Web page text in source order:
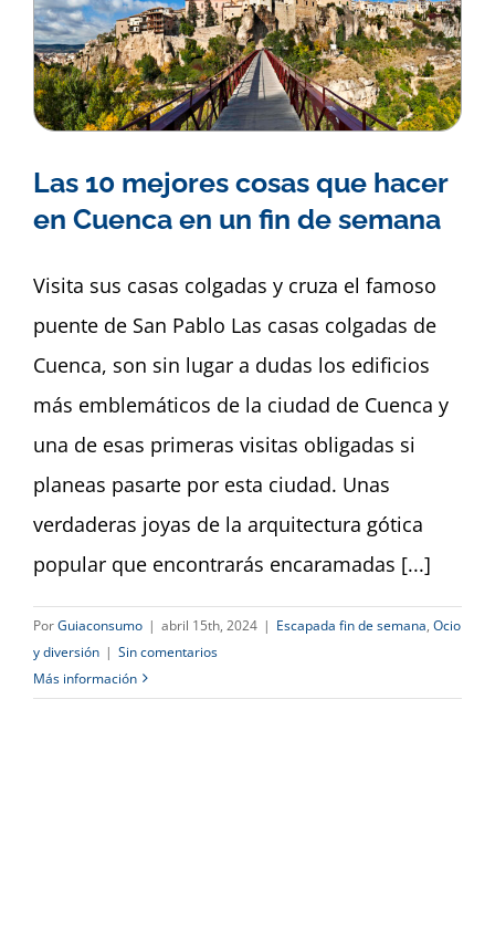
Las 10 mejores cosas que hacer
en Cuenca en un fin de semana
Visita sus casas colgadas y cruza el famoso
puente de San Pablo Las casas colgadas de
Cuenca, son sin lugar a dudas los edificios
más emblemáticos de la ciudad de Cuenca y
una de esas primeras visitas obligadas si
planeas pasarte por esta ciudad. Unas
verdaderas joyas de la arquitectura gótica
popular que encontrarás encaramadas [...]
PorGuiaconsumo | abril 15th, 2024 | Escapada fin de semana, Ocio
y diversión | Sin comentarios
Más información